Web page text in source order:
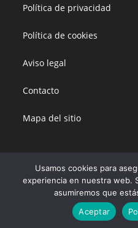
Política de privacidad
Política de cookies
Aviso legal
Contacto
Mapa del sitio
Esta página no vende productos
dirigidos a Amazon, la empresa
son variables, marcados por
Copyright 2020-2024
marcas de
Usamos cookies para
experiencia en nuestra web.
asumiremos que
Aceptar